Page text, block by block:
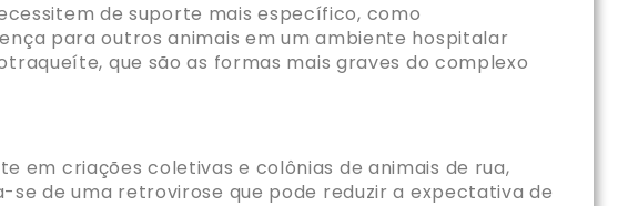
de suporte mais específico, como
para outros animais em um ambiente hospitalar
que são as formas mais graves do complexo
em criações coletivas e colônias de animais de rua,
de uma retrovirose que pode reduzir a expectativa de